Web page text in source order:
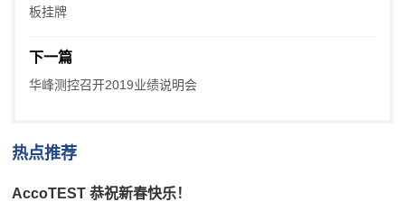
板挂牌
下一篇
华峰测控召开2019业绩说明会
热点推荐
AccoTEST 恭祝新春快乐！